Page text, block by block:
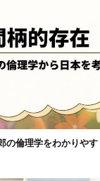
の倫理学をわかりやす
ホ
マックス・ウェーバ
マルクス・ガブリエル
ライフスパン
ランガージュ
リヴァイアサン